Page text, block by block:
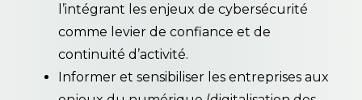
l’intégrant les enjeux de cybersécurité
comme levier de confiance et de
continuité d’activité.
Informer et sensibiliser les entreprises aux